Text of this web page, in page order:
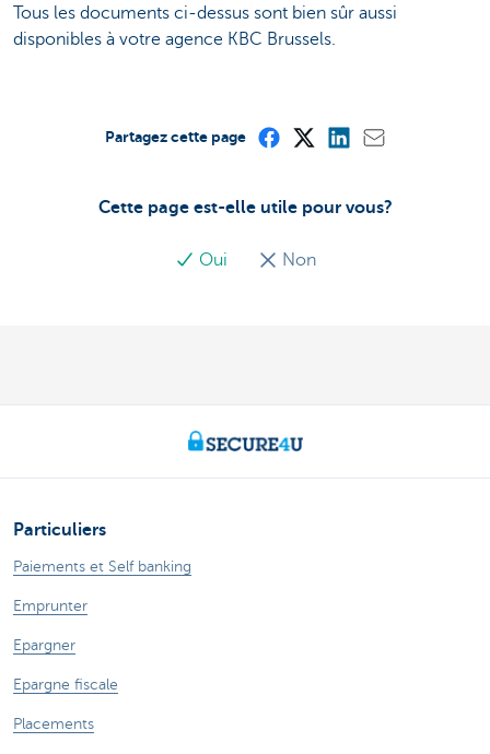
Tous les documents ci-dessus sont bien sûr aussi
disponibles à votre agence KBC Brussels.
Cette page est-elle utile pour vous?
Oui Non
Partagez cette page
Particuliers
Paiements et Self banking
Emprunter
Epargner
Epargne fiscale
Placements